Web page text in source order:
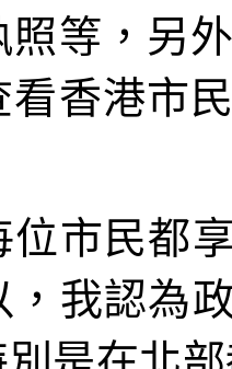
照等，另
看香港市
位市民都
我認為